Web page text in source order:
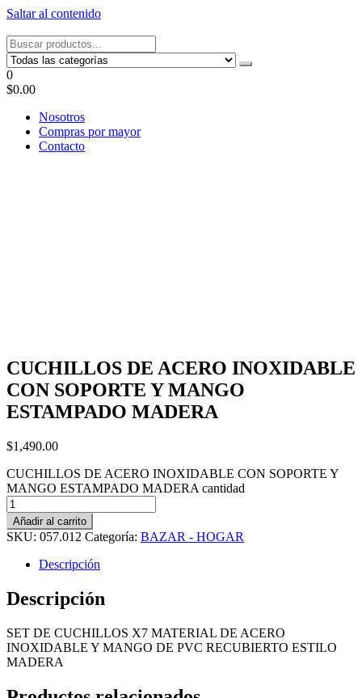
Saltar al contenido
Tel: 22087679 – Cel: 097 822122 – Joaquín Requena 2459
0
$0.00
Nosotros
Compras por mayor
Contacto
CUCHILLOS DE ACERO INOXIDABLE
CON SOPORTE Y MANGO
ESTAMPADO MADERA
$1,490.00
CUCHILLOS DE ACERO INOXIDABLE CON SOPORTE Y
MANGO ESTAMPADO MADERA cantidad
Añadir al carrito
SKU: 057.012 Categoría: BAZAR - HOGAR
Descripción
Descripción
SET DE CUCHILLOS X7 MATERIAL DE ACERO
INOXIDABLE Y MANGO DE PVC RECUBIERTO ESTILO
MADERA